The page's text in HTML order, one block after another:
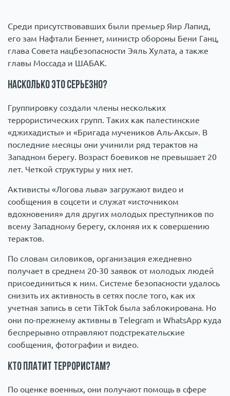
Среди присутствовавших были премьер Яир Лапид,
его зам Нафтали Беннет, министр обороны Бени Ганц,
глава Совета нацбезопасности Эяль Хулата, а также
главы Моссада и ШАБАК.
Насколько это серьезно?
Группировку создали члены нескольких
террористических групп. Таких как палестинские
«джихадисты» и «Бригада мучеников Аль-Аксы». В
последние месяцы они учинили ряд терактов на
Западном берегу. Возраст боевиков не превышает 20
лет. Четкой структуры у них нет.
Активисты «Логова льва» загружают видео и
сообщения в соцсети и служат «источником
вдохновения» для других молодых преступников по
всему Западному берегу, склоняя их к совершению
терактов.
По словам силовиков, организация ежедневно
получает в среднем 20-30 заявок от молодых людей
присоединиться к ним. Системе безопасности удалось
снизить их активность в сетях после того, как их
учетная запись в сети TikTok была заблокирована. Но
они по-прежнему активны в Telegram и WhatsApp куда
беспрерывно отправляют подстрекательские
сообщения, фотографии и видео.
Кто платит террористам?
По оценке военных, они получают помощь в сфере